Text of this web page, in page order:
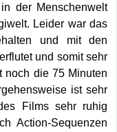
der Menschenwelt
Leider war das
und mit den
und somit sehr
noch die 75 Minuten
ist sehr
Films sehr ruhig
Action-Sequenzen